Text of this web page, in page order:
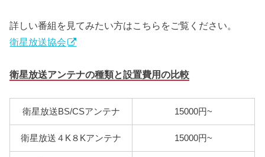
詳しい番組を見てみたい方はこちらをご覧ください。
衛星放送協会
衛星放送アンテナの種類と設置費用の比較
衛星放送BS/CSアンテナ 15000円~
衛星放送４K８Kアンテナ 15000円~